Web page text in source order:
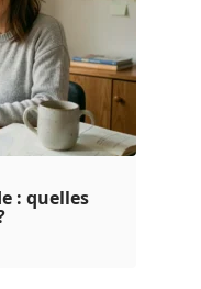
: quelles